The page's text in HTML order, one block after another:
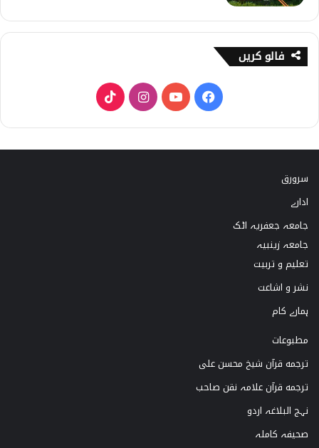
فالو کریں
F
a
c
Y
o
u
n
s
T
i
k
سرورق
ادارے
جامعہ جعفریہ اٹک
جامعہ زینبیہ
تعلیم و تربیت
نشر و اشاعت
ہمارے کام
مطبوعات
ترجمه قرآن شیخ محسن علی
ترجمه قرآن علامہ نقن صاحب
نہج البلاغہ اردو
صحیفہ کاملہ